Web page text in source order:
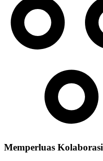
Memperluas Kolaborasi